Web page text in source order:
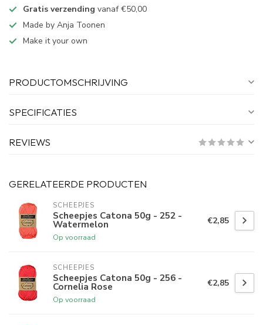
Gratis verzending vanaf €50,00
Made by Anja Toonen
Make it your own
PRODUCTOMSCHRIJVING
SPECIFICATIES
REVIEWS
GERELATEERDE PRODUCTEN
SCHEEPJES
Scheepjes Catona 50g - 252 -
Watermelon
Op voorraad
€2,85
SCHEEPJES
Scheepjes Catona 50g - 256 -
Cornelia Rose
Op voorraad
€2,85